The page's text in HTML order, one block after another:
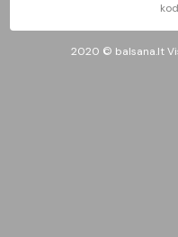
2020 © balsana.lt